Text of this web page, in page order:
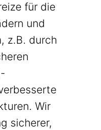
für die
und
z.B. durch
Wir
sicherer,